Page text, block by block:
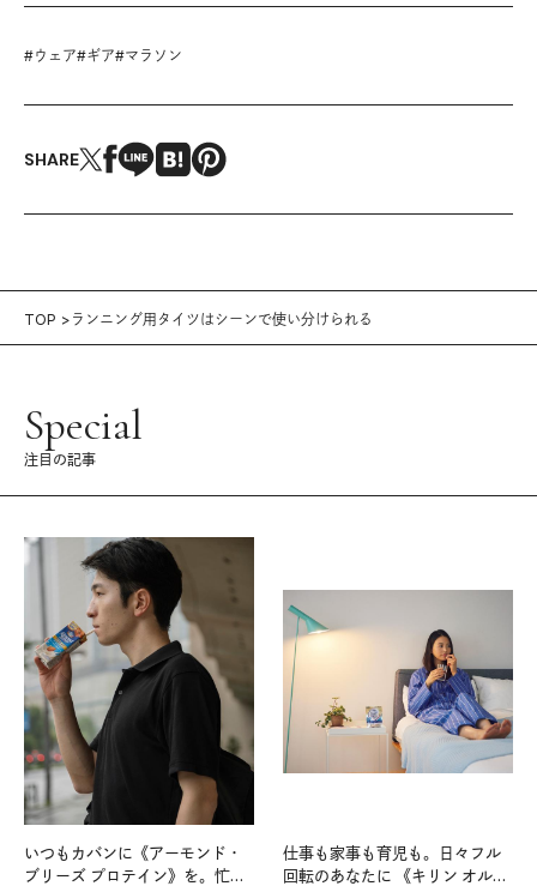
#ウェア#ギア#マラソン
SHARE
TOP ランニング用タイツはシーンで使い分けられる
Special
注目の記事
いつもカバンに《アーモンド・
ブリーズ プロテイン》を。忙し
仕事も家事も育児も。日々フル
回転のあなたに 《キリン オルニ